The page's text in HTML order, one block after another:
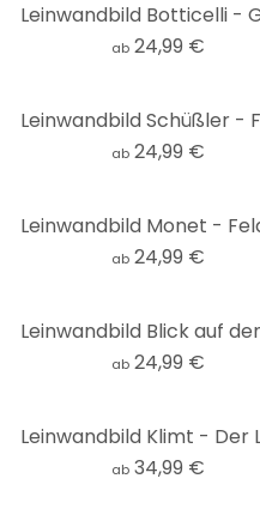
ab 24,99 €
ab 24,99 €
ab 24,99 €
ab 24,99 €
ab 34,99 €